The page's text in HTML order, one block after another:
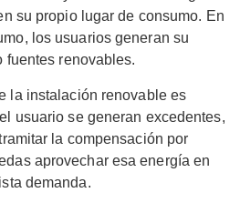
su propio lugar de consumo. En
los usuarios generan su
fuentes renovables.
la instalación renovable es
usuario se generan excedentes,
la compensación por
aprovechar esa energía en
demanda.